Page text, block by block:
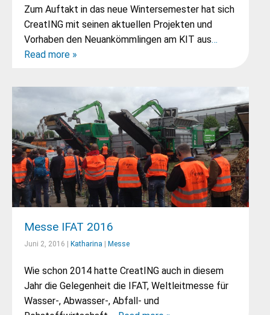
Zum Auftakt in das neue Wintersemester hat sich
CreatING mit seinen aktuellen Projekten und
Vorhaben den Neuankömmlingen am KIT aus…
Read more »
Messe IFAT 2016
Juni 2, 2016 | Katharina Messe
Wie schon 2014 hatte CreatING auch in diesem
Jahr die Gelegenheit die IFAT, Weltleitmesse für
Wasser-, Abwasser-, Abfall- und